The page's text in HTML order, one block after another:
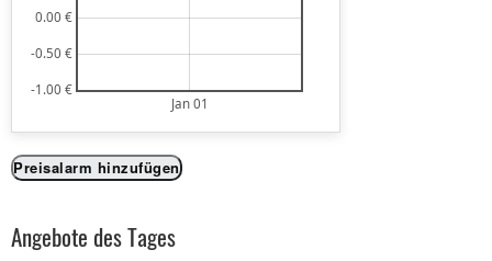
Jan 01
-1.00 €
-0.50 €
0.00 €
Preisalarm hinzufügen
Angebote des Tages